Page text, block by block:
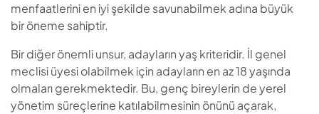
menfaatlerini en iyi şekilde savunabilmek adına büyük
bir öneme sahiptir.
Bir diğer önemli unsur, adayların yaş kriteridir. İl genel
meclisi üyesi olabilmek için adayların en az 18 yaşında
olmaları gerekmektedir. Bu, genç bireylerin de yerel
yönetim süreçlerine katılabilmesinin önünü açarak,